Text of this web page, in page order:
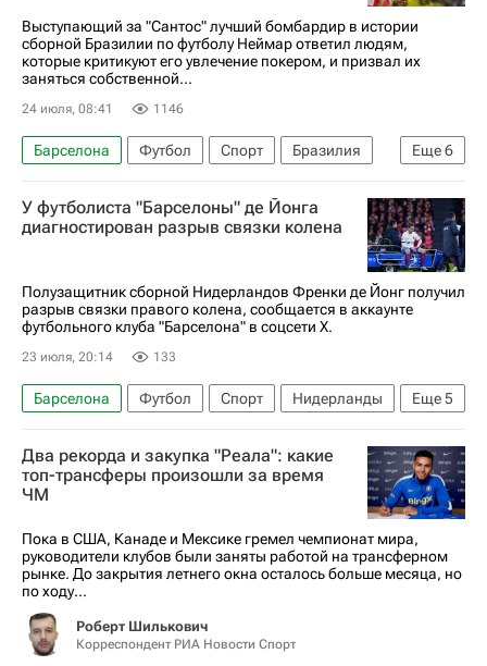
Выступающий за "Сантос" лучший бомбардир в истории
сборной Бразилии по футболу Неймар ответил людям,
которые критикуют его увлечение покером, и призвал их
заняться собственной...
24 июля, 08:41 1146
Еще6
Барселона Футбол Спорт
Бразилия
Сан-Паулу (город)
Россия
ЧМ по футболу 2026
Сантос
У футболиста "Барселоны" де Йонга
диагностирован разрыв связки колена
Полузащитник сборной Нидерландов Френки де Йонг получил
разрыв связки правого колена, сообщается в аккаунте
футбольного клуба "Барселона" в соцсети X.
23 июля, 20:14 133
Еще5
Барселона Футбол Спорт
Нидерланды
Марокко
Барселона (город)
Ханси Флик
ЧМ по футболу 2026
Френки де Йонг
Два рекорда и закупка "Реала": какие
топ-трансферы произошли за время
ЧМ
Пока в США, Канаде и Мексике гремел чемпионат мира,
руководители клубов были заняты работой на трансферном
рынке. До закрытия летнего окна осталось больше месяца, но
по ходу...
Роберт Шилькович
Корреспондент РИА Новости Спорт